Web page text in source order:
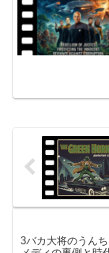
3バカ大将のうん